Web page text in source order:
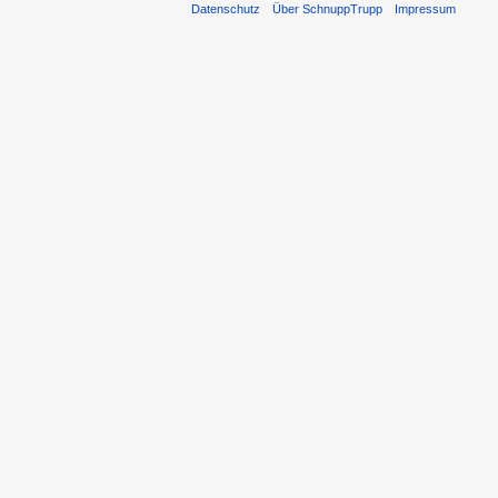
Datenschutz Über SchnuppTrupp Impressum